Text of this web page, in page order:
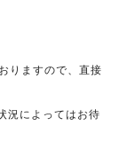
りますので、直接
況によってはお待